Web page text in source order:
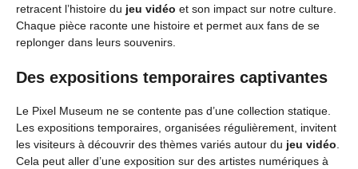
retracent l’histoire du jeu vidéo et son impact sur notre culture.
Chaque pièce raconte une histoire et permet aux fans de se
replonger dans leurs souvenirs.
Des expositions temporaires captivantes
Le Pixel Museum ne se contente pas d’une collection statique.
Les expositions temporaires, organisées régulièrement, invitent
les visiteurs à découvrir des thèmes variés autour du jeu vidéo.
Cela peut aller d’une exposition sur des artistes numériques à